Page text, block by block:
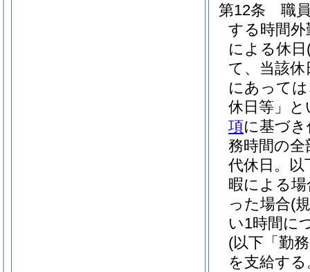
第12条
職
する時間外
による休日
て、当該
にあって
休日等」と
項に基づ
務時間の
代休日。以
暇による
った場合(
い1時間に
(以下「勤
を支給する